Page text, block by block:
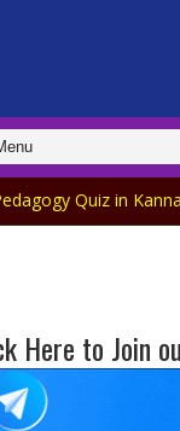
in Kannada Part-18
Here to Join